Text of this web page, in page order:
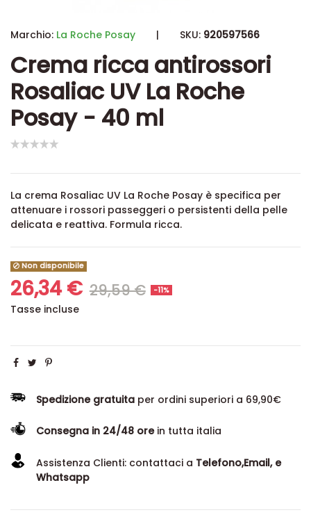
Marchio: La Roche Posay | SKU: 920597566
Crema ricca antirossori
Rosaliac UV La Roche
Posay - 40 ml
La crema Rosaliac UV La Roche Posay è specifica per
attenuare i rossori passeggeri o persistenti della pelle
delicata e reattiva. Formula ricca.
Non disponibile
26,34 € 29,59 € -11%
Tasse incluse
Spedizione gratuita per ordini superiori a 69,90€
Consegna in 24/48 orein tutta italia
Assistenza Clienti: contattaci a Telefono,Email, e
Whatsapp